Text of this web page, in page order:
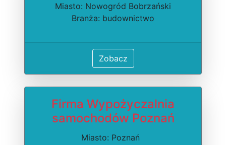
Miasto: Nowogród Bobrzański
Branża: budownictwo
Zobacz
Firma Wypożyczalnia
samochodów Poznań
Miasto: Poznań